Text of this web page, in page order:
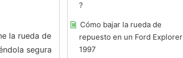
la rueda de
segura
?
Cómo bajar la rueda de
repuesto en un Ford Explorer
1997